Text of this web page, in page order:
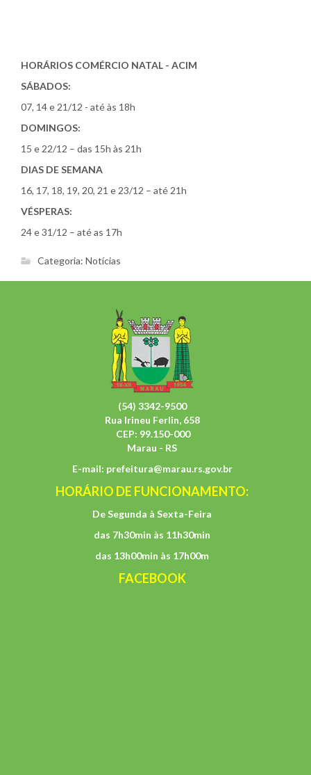
HORÁRIOS COMÉRCIO NATAL - ACIM
SÁBADOS:
07, 14 e 21/12 - até às 18h
DOMINGOS:
15 e 22/12 – das 15h às 21h
DIAS DE SEMANA
16, 17, 18, 19, 20, 21 e 23/12 – até 21h
VÉSPERAS:
24 e 31/12 – até as 17h
Categoria: Notícias
(54) 3342-9500
Rua Irineu Ferlin, 658
CEP: 99.150-000
Marau - RS
E-mail: prefeitura@marau.rs.gov.br
HORÁRIO DE FUNCIONAMENTO:
De Segunda à Sexta-Feira
das 7h30min às 11h30min
das 13h00min às 17h00m
FACEBOOK